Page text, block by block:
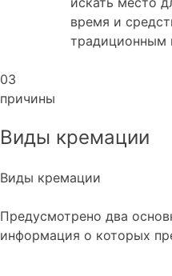
время и
традиционным
03
причины
Виды кремации
Виды кремации
Предусмотрено два
информация о которых